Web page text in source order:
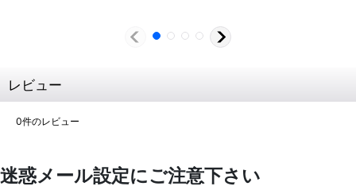
レビュー
0件のレビュー
迷惑メール設定にご注意下さい